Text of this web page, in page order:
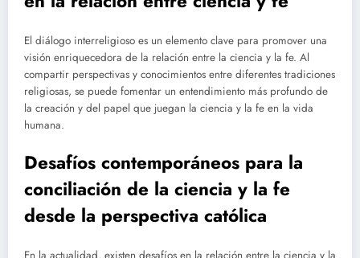
El diálogo interreligioso es un elemento clave para promover una
visión enriquecedora de la relación entre la ciencia y la fe. Al
compartir perspectivas y conocimientos entre diferentes tradiciones
religiosas, se puede fomentar un entendimiento más profundo de
la creación y del papel que juegan la ciencia y la fe en la vida
humana.
Desafíos contemporáneos para la
conciliación de la ciencia y la fe
desde la perspectiva católica